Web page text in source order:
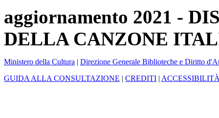
aggiornamento 2021 -
DELLA CANZONE
Ministero della Cultura | Direzione Generale Biblioteche e Diritto
GUIDA ALLA CONSULTAZIONE | CREDITI |